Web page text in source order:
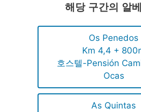
해당 구간의 알
Os Penedos
Km 4,4 +
호스텔-Pensión
Ocas
As Quintas